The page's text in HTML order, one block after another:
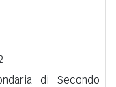
di Secondo